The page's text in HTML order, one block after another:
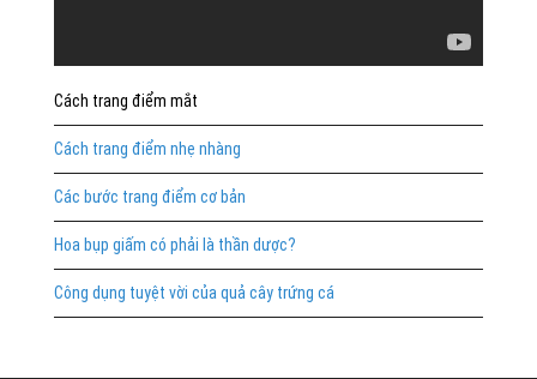
Cách trang điểm mắt
Cách trang điểm nhẹ nhàng
Các bước trang điểm cơ bản
Hoa bụp giấm có phải là thần dược?
Công dụng tuyệt vời của quả cây trứng cá